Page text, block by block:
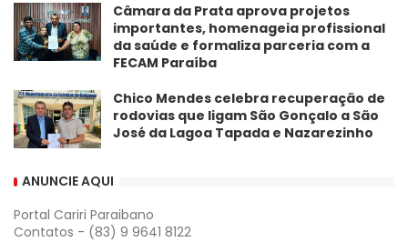
​Câmara da Prata aprova projetos
importantes, homenageia profissional
da saúde e formaliza parceria com a
FECAM Paraíba
Chico Mendes celebra recuperação de
rodovias que ligam São Gonçalo a São
José da Lagoa Tapada e Nazarezinho
ANUNCIE AQUI
Portal Cariri Paraibano
Contatos - (83) 9 9641 8122